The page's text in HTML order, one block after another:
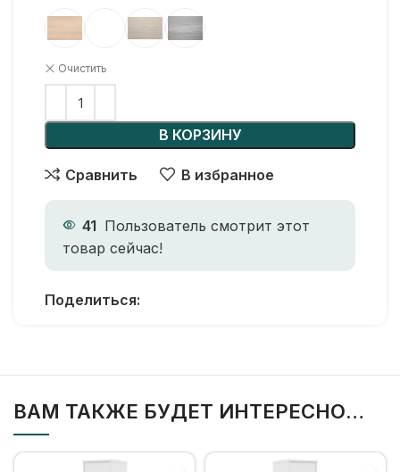
Очистить
В КОРЗИНУ
Сравнить В избранное
41 Пользователь смотрит этот
товар сейчас!
Поделиться:
ВАМ ТАКЖЕ БУДЕТ ИНТЕРЕСНО…